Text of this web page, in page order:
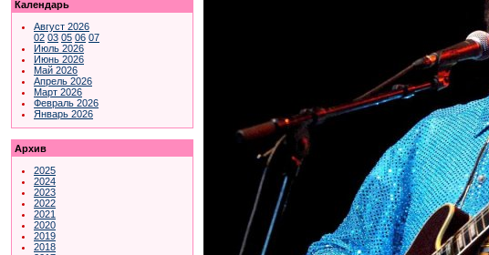
Календарь
Август 2026
02 03 05 06 07
Июль 2026
Июнь 2026
Май 2026
Апрель 2026
Март 2026
Февраль 2026
Январь 2026
Архив
2025
2024
2023
2022
2021
2020
2019
2018